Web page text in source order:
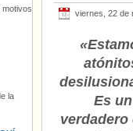
viernes, 22 de
Es un
verdadero
la